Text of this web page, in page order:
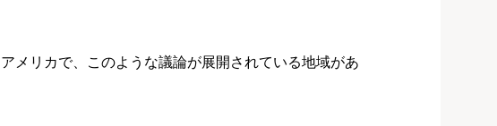
メリカで、このような議論が展開されている地域があ